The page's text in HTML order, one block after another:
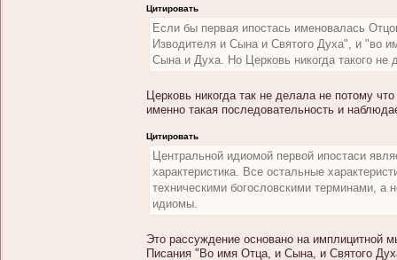
Цитировать
Если бы первая ипостась именовалась
Изводителя и Сына и Святого Духа", и "во
Сына и Духа. Но Церковь никогда такого не
Церковь никогда так не делала не потому
именно такая последовательность и
Цитировать
Центральной идиомой первой ипостаси
характеристика. Все остальные
техническими богословскими терминами, а
идиомы.
Это рассуждение основано на имплицитной
Писания "Во имя Отца, и Сына, и Святого